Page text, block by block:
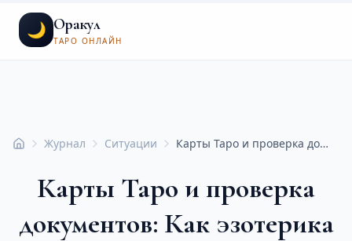
🌙 Оракул
ТАРО ОНЛАЙН
ГлавнаяЖурнал Ситуации Карты Таро и проверка документов: Как эзотерика может помочь сохранить спокойствие в стрессовой ситуации
Карты Таро и проверка
документов: Как эзотерика